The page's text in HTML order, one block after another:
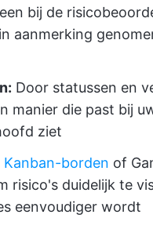
bij de
aanmerking
Door statussen en
manier die past bij
ziet
Kanban-borden of
risico's duidelijk te
eenvoudiger wordt